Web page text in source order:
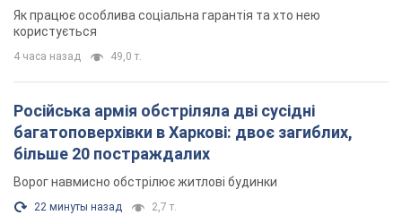
Як працює особлива соціальна гарантія та хто нею
користується
4 часа назад 49,0 т.
Російська армія обстріляла дві сусідні
багатоповерхівки в Харкові: двоє загиблих,
більше 20 постраждалих
Ворог навмисно обстрілює житлові будинки
22 минуты назад 2,7 т.